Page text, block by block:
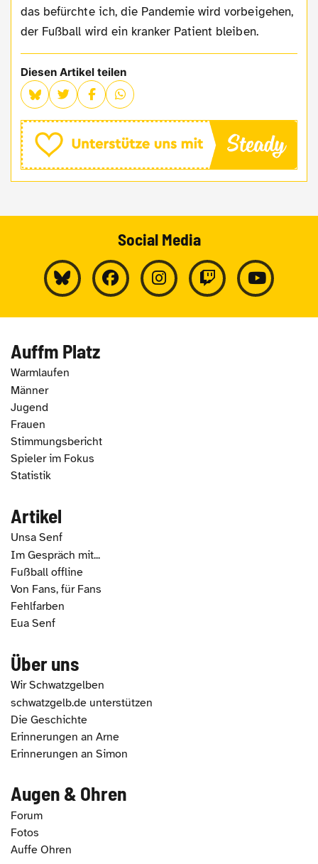
das befürchte ich, die Pandemie wird vorbeigehen,
der Fußball wird ein kranker Patient bleiben.
Diesen Artikel teilen
Social Media
Auffm Platz
Warmlaufen
Männer
Jugend
Frauen
Stimmungsbericht
Spieler im Fokus
Statistik
Artikel
Unsa Senf
Im Gespräch mit...
Fußball offline
Von Fans, für Fans
Fehlfarben
Eua Senf
Über uns
Wir Schwatzgelben
schwatzgelb.de unterstützen
Die Geschichte
Erinnerungen an Arne
Erinnerungen an Simon
Augen & Ohren
Forum
Fotos
Auffe Ohren